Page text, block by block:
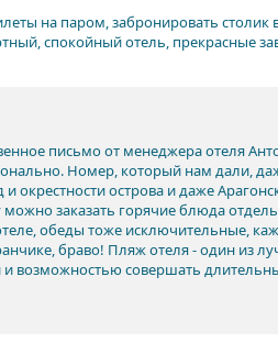
на паром, забронировать столик
спокойный отель, прекрасные
письмо от менеджера отеля
Номер, который нам дали,
острова и даже
заказать горячие блюда
обеды тоже исключительные,
браво! Пляж отеля - один из
возможностью совершать